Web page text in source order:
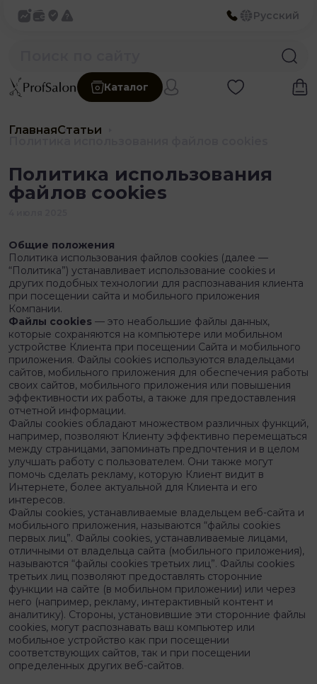
Русский
Каталог
ГлавнаяСтатьи
Политика использования
файлов cookies
Общие положения
Политика использования файлов cookies (далее —
“Политика”) устанавливает использование cookies и
других подобных технологии для распознавания клиента
при посещении сайта и мобильного приложения
Компании.
Файлы cookies — это неабольшие файлы данных,
которые сохраняются на компьютере или мобильном
устройстве Клиента при посещении Сайта и мобильного
приложения. Файлы cookies используются владельцами
сайтов, мобильного приложения для обеспечения работы
своих сайтов, мобильного приложения или повышения
эффективности их работы, а также для предоставления
отчетной информации.
Файлы cookies обладают множеством различных функций,
например, позволяют Клиенту эффективно перемещаться
между страницами, запоминать предпочтения и в целом
улучшать работу с пользователем. Они также могут
помочь сделать рекламу, которую Клиент видит в
Интернете, более актуальной для Клиента и его
интересов.
Файлы cookies, устанавливаемые владельцем веб-сайта и
мобильного приложения, называются “файлы cookies
первых лиц”. Файлы cookies, устанавливаемые лицами,
отличными от владельца сайта (мобильного приложения),
называются “файлы cookies третьих лиц”. Файлы cookies
третьих лиц позволяют предоставлять сторонние
функции на сайте (в мобильном приложении) или через
него (например, рекламу, интерактивный контент и
аналитику). Стороны, установившие эти сторонние файлы
cookies, могут распознавать ваш компьютер или
мобильное устройство как при посещении
соответствующих сайтов, так и при посещении
определенных других веб-сайтов.